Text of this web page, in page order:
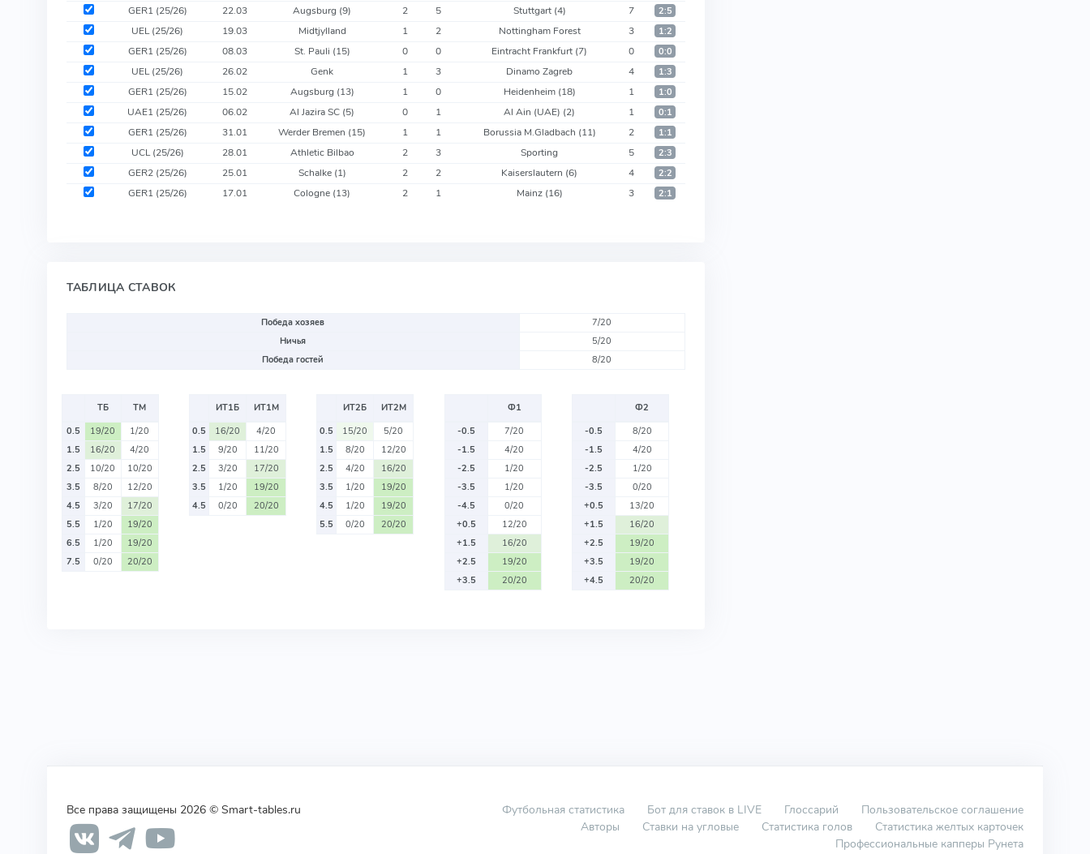
GER1 (25/26) 22.03 Augsburg (9) 2 5 Stuttgart (4) 7 2:5
UEL (25/26) 19.03 Midtjylland 1 2 Nottingham Forest 3 1:2
GER1 (25/26) 08.03 St. Pauli (15) 0 0 Eintracht Frankfurt (7) 0 0:0
UEL (25/26) 26.02 Genk 1 3 Dinamo Zagreb 4 1:3
GER1 (25/26) 15.02 Augsburg (13) 1 0 Heidenheim (18) 1 1:0
UAE1 (25/26) 06.02 Al Jazira SC (5) 0 1 Al Ain (UAE) (2) 1 0:1
GER1 (25/26) 31.01 Werder Bremen (15) 1 1 Borussia M.Gladbach (11) 2 1:1
UCL (25/26) 28.01 Athletic Bilbao 2 3 Sporting 5 2:3
GER2 (25/26) 25.01 Schalke (1) 2 2 Kaiserslautern (6) 4 2:2
GER1 (25/26) 17.01 Cologne (13) 2 1 Mainz (16) 3 2:1
ТАБЛИЦА СТАВОК
Победа хозяев
7/20
Ничья
5/20
Победа гостей
8/20
ТБ
ТМ
0.5
19/20
1/20
1.5
16/20
4/20
2.5
10/20
10/20
3.5
8/20
12/20
4.5
3/20
17/20
5.5
1/20
19/20
6.5
1/20
19/20
7.5
0/20 20/20
ИТ1Б
ИТ1М
0.5
16/20
4/20
1.5
9/20
11/20
2.5
3/20
17/20
3.5
1/20
19/20
4.5
0/20 20/20
ИТ2Б
ИТ2М
0.5
15/20
5/20
1.5
8/20
12/20
2.5
4/20
16/20
3.5
1/20
19/20
4.5
1/20
19/20
5.5
0/20 20/20
Ф1
-0.5
7/20
-1.5
4/20
-2.5
1/20
-3.5
1/20
-4.5
0/20
+0.5
12/20
+1.5
16/20
+2.5
19/20
+3.5
20/20
Ф2
-0.5
8/20
-1.5
4/20
-2.5
1/20
-3.5
0/20
+0.5
13/20
+1.5
16/20
+2.5
19/20
+3.5
19/20
+4.5
20/20
Все права защищены 2026 © Smart-tables.ru Футбольная статистика Бот для ставок в LIVE Глоссарий
Пользовательское соглашение
Авторы
Ставки на угловые Статистика голов
Статистика желтых карточек
Профессиональные капперы Рунета